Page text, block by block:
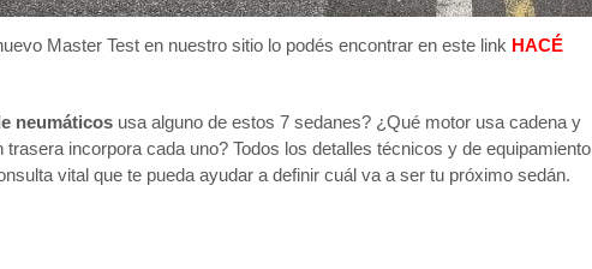
Master Test en nuestro sitio lo podés encontrar en este link HACÉ
neumáticos usa alguno de estos 7 sedanes? ¿Qué motor usa cadena y
incorpora cada uno? Todos los detalles técnicos y de equipamiento
vital que te pueda ayudar a definir cuál va a ser tu próximo sedán.